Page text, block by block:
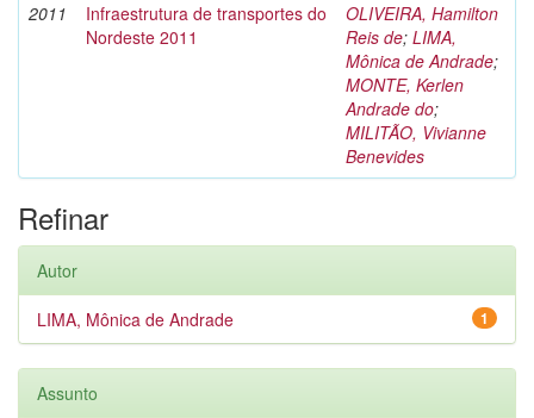
2011
Infraestrutura de transportes do
Nordeste 2011
OLIVEIRA, Hamilton
Reis de; LIMA,
Mônica de Andrade;
MONTE, Kerlen
Andrade do;
MILITÃO, Vivianne
Benevides
Refinar
Autor
1
LIMA, Mônica de Andrade
Assunto